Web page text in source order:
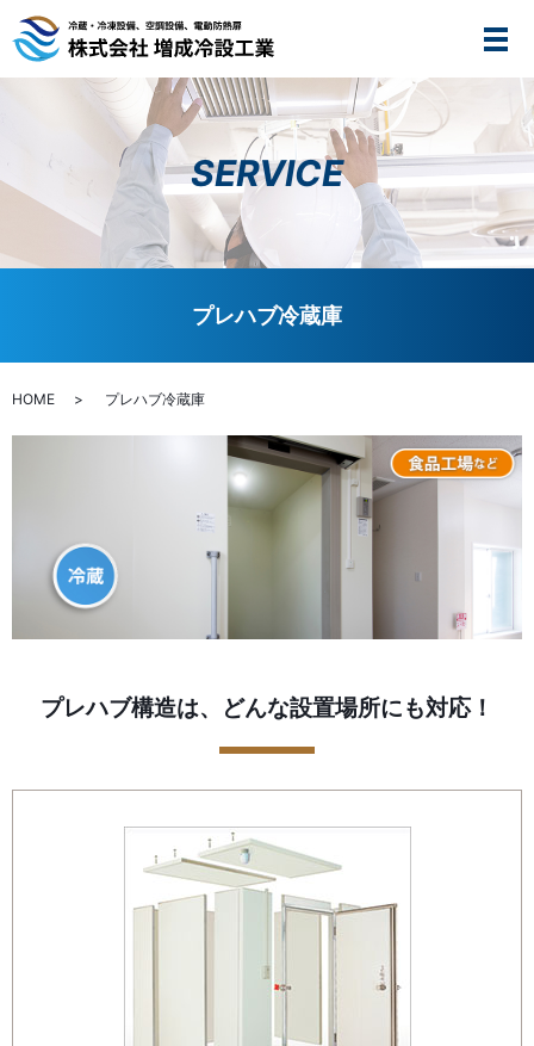
メ
SERVICE
プレハブ冷蔵庫
HOME プレハブ冷蔵庫
プレハブ構造は、どんな設置場所にも対応！